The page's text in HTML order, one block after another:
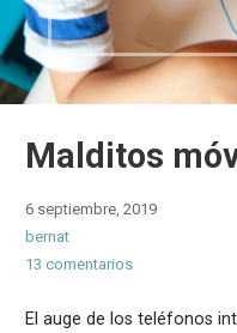
Malditos
6 septiembre, 2019
bernat
13 comentarios
El auge de los teléfonos